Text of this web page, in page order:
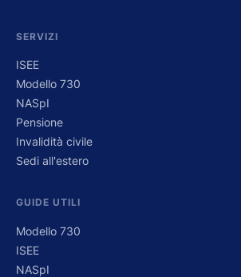
SERVIZI
ISEE
Modello 730
NASpI
Pensione
Invalidità civile
Sedi all'estero
GUIDE UTILI
Modello 730
ISEE
NASpI